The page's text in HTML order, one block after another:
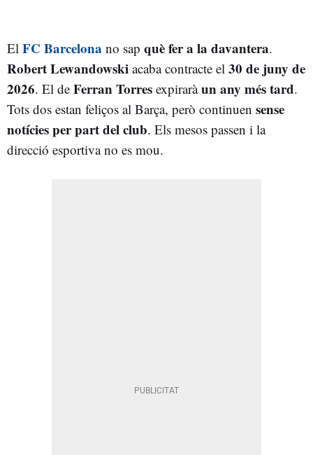
El FC Barcelona no sap què fer a la davantera.
Robert Lewandowski acaba contracte el 30 de juny de
2026. El de Ferran Torres expiraràun any més tard.
Tots dos estan feliços al Barça, però continuen sense
notícies per part del club. Els mesos passen i la
direcció esportiva no es mou.